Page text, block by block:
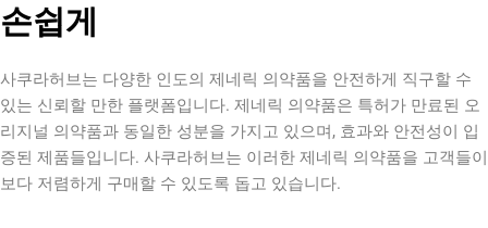
손쉽게
사쿠라허브는 다양한 인도의 제네릭 의약품을 안전하게 직구할 수
있는 신뢰할 만한 플랫폼입니다. 제네릭 의약품은 특허가 만료된 오
리지널 의약품과 동일한 성분을 가지고 있으며, 효과와 안전성이 입
증된 제품들입니다. 사쿠라허브는 이러한 제네릭 의약품을 고객들이
보다 저렴하게 구매할 수 있도록 돕고 있습니다.